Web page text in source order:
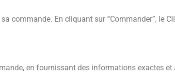
commande. En cliquant sur “Commander”, le
en fournissant des informations exactes et